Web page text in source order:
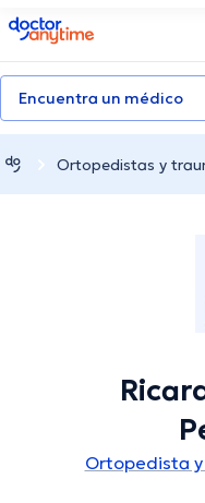
doctoranytime
Encuentra un médico
Ortopedistas y
Ortopedista